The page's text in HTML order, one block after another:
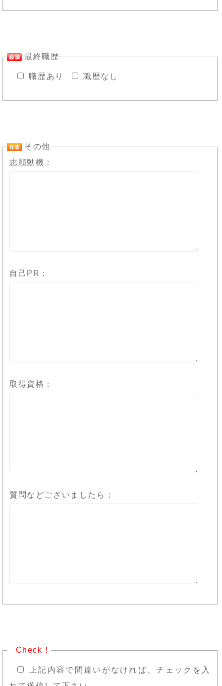
最終職歴
職歴あり 職歴なし
その他
志願動機：
自己PR：
取得資格：
質問などございましたら：
Check！
上記内容で間違いがなければ、チェックを入